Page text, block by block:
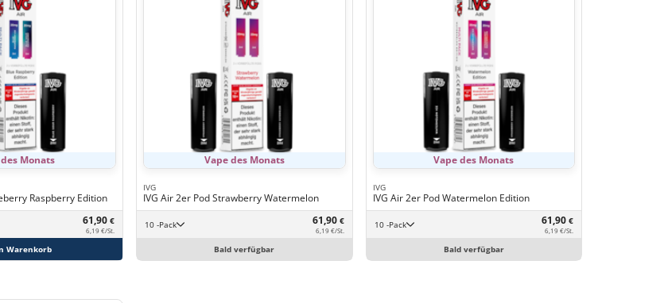
Monats
Raspberry Edition
61,90 €
6,19 €/St.
Warenkorb
Vape des Monats
IVG
IVG Air 2er Pod Strawberry Watermelon
10 -Pack 61,90 €
6,19 €/St.
Bald verfügbar
Vape des Monats
IVG
IVG Air 2er Pod Watermelon Edition
10 -Pack 61,90 €
6,19 €/St.
Bald verfügbar